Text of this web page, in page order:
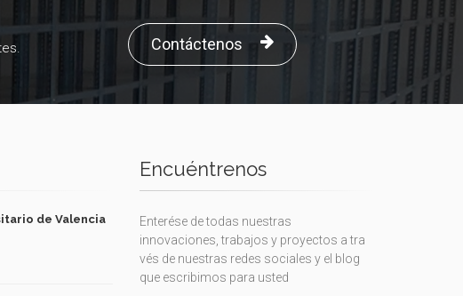
Contáctenos
de Valencia
Encuéntrenos
Enterése de todas nuestras
innovaciones, trabajos y proyectos a tra
vés de nuestras redes sociales y el blog
que escribimos para usted